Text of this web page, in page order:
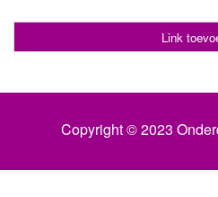
Link
Copyright © 2023